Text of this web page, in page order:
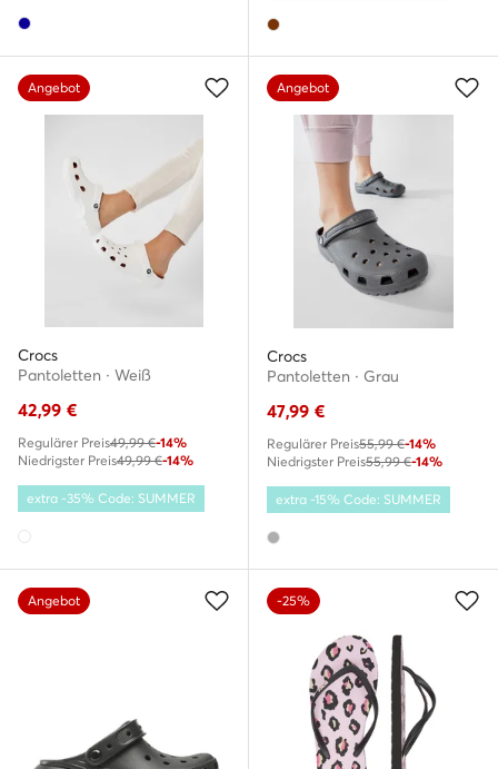
Angebot
Crocs
Pantoletten · Weiß
42,99 €
Regulärer Preis49,99 €-14%
Niedrigster Preis49,99 €-14%
extra -35% Code: SUMMER
Angebot
Crocs
Pantoletten · Grau
47,99 €
Regulärer Preis55,99 €-14%
Niedrigster Preis55,99 €-14%
extra -15% Code: SUMMER
Angebot -25%